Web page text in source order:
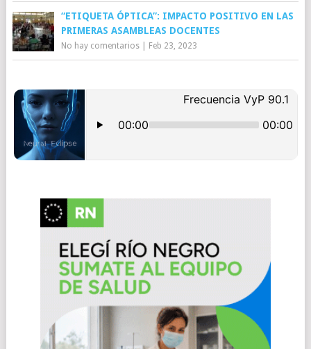
“ETIQUETA ÓPTICA”: IMPACTO POSITIVO EN LAS
PRIMERAS ASAMBLEAS DOCENTES
No hay comentarios| Feb 23, 2023